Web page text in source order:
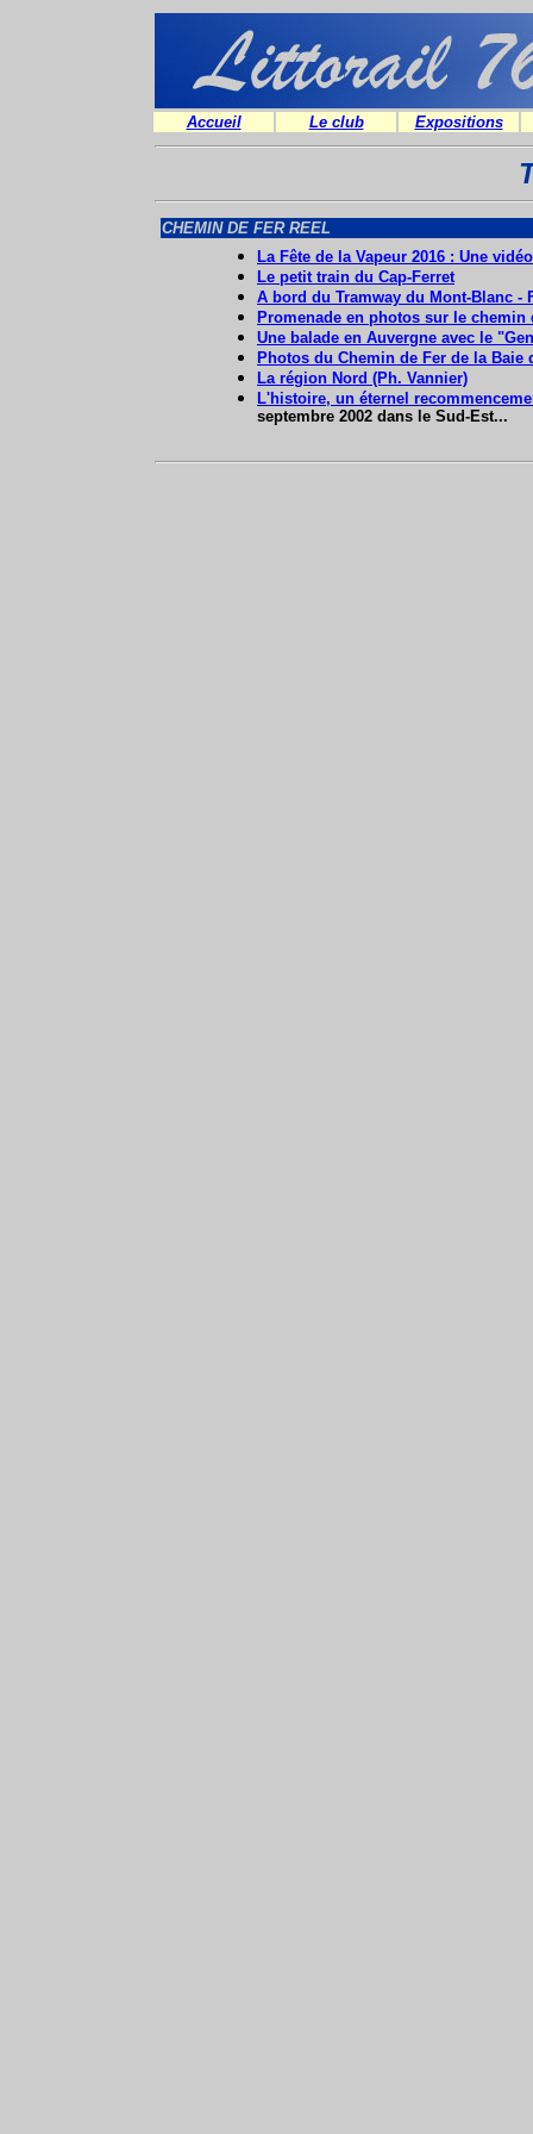
Accueil Le club Expositions
CHEMIN DE FER REEL
La Fête de la Vapeur 2016 : Une
Le petit train du Cap-Ferret
A bord du Tramway du Mont-Blanc -
Promenade en photos sur le chemin
Une balade en Auvergne avec le
Photos du Chemin de Fer de la Baie
La région Nord (Ph. Vannier)
L'histoire, un éternel
septembre 2002 dans le Sud-Est...